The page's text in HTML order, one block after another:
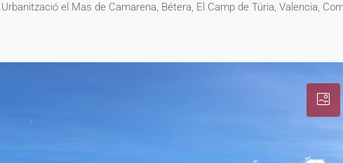
el Mas de Camarena, Bétera, El Camp de Túria, Valencia,